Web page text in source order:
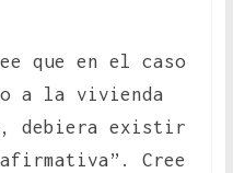
que en el caso
a la vivienda
debiera existir
Cree